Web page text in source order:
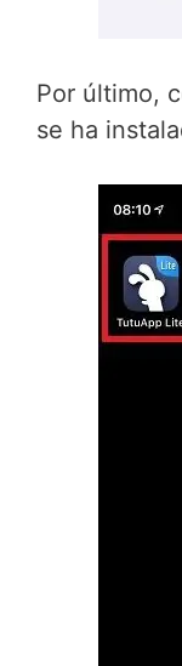
Por último,
se ha